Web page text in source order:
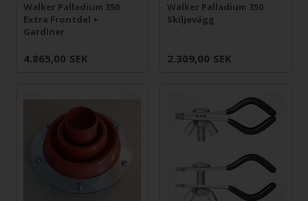
Walker Palladium 350
Extra Frontdel +
Gardiner
4.865,00 SEK
Walker Palladium 350
Skiljevägg
2.309,00 SEK